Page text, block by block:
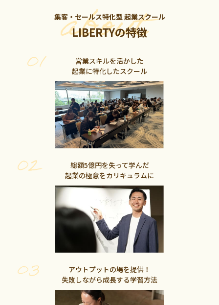
集客・セールス特化型 起業スクール
LIBERTYの特徴
営業スキルを活かした
起業に特化したスクール
総額5億円を失って学んだ
起業の極意をカリキュラムに
アウトプットの場を提供！
失敗しながら成長する学習方法